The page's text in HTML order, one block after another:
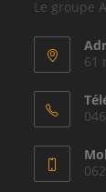
Le groupe
61